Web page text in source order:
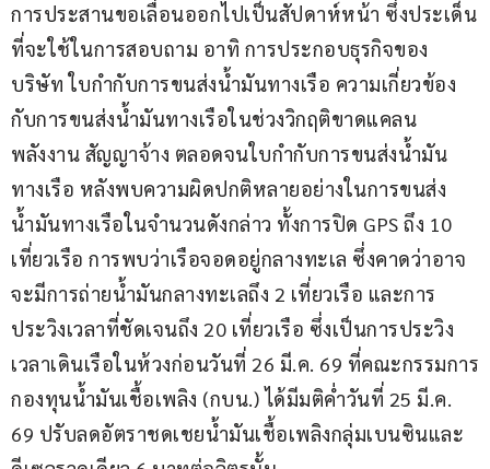
การประสานขอเลื่อนออกไปเป็นสัปดาห์หน้า ซึ่งประเด็น
ที่จะใช้ในการสอบถาม อาทิ การประกอบธุรกิจของ
บริษัท ใบกำกับการขนส่งน้ำมันทางเรือ ความเกี่ยวข้อง
กับการขนส่งน้ำมันทางเรือในช่วงวิกฤติขาดแคลน
พลังงาน สัญญาจ้าง ตลอดจนใบกำกับการขนส่งน้ำมัน
ทางเรือ หลังพบความผิดปกติหลายอย่างในการขนส่ง
น้ำมันทางเรือในจำนวนดังกล่าว ทั้งการปิด GPS ถึง 10
เที่ยวเรือ การพบว่าเรือจอดอยู่กลางทะเล ซึ่งคาดว่าอาจ
จะมีการถ่ายน้ำมันกลางทะเลถึง 2 เที่ยวเรือ และการ
ประวิงเวลาที่ชัดเจนถึง 20 เที่ยวเรือ ซึ่งเป็นการประวิง
เวลาเดินเรือในห้วงก่อนวันที่ 26 มี.ค. 69 ที่คณะกรรมการ
กองทุนน้ำมันเชื้อเพลิง (กบน.) ได้มีมติค่ำวันที่ 25 มี.ค.
69 ปรับลดอัตราชดเชยน้ำมันเชื้อเพลิงกลุ่มเบนซินและ